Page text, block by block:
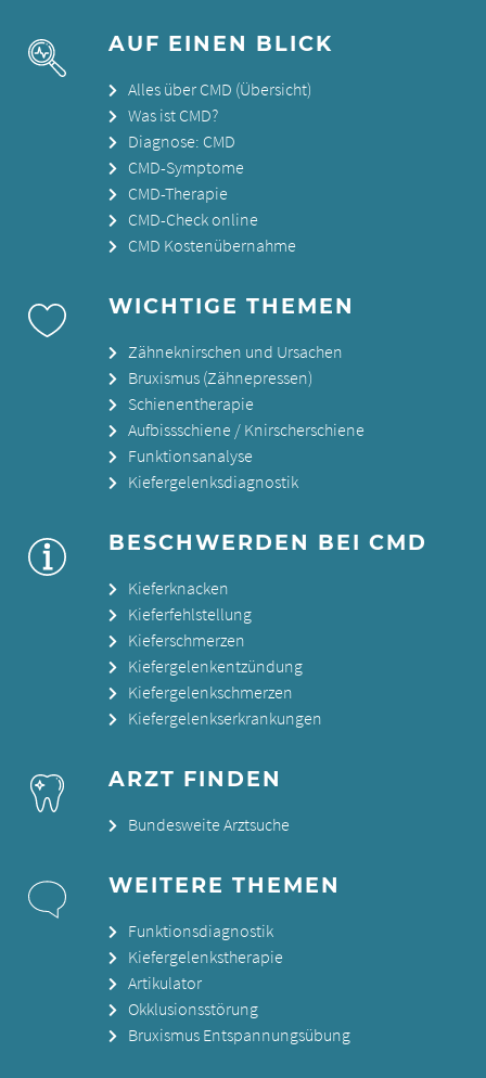
AUF EINEN BLICK
Alles über CMD (Übersicht)
Was ist CMD?
Diagnose: CMD
CMD-Symptome
CMD-Therapie
CMD-Check online
CMD Kostenübernahme
WICHTIGE THEMEN
Zähneknirschen und Ursachen
Bruxismus (Zähnepressen)
Schienentherapie
Aufbissschiene / Knirscherschiene
Funktionsanalyse
Kiefergelenksdiagnostik
BESCHWERDEN BEI CMD
Kieferknacken
Kieferfehlstellung
Kieferschmerzen
Kiefergelenkentzündung
Kiefergelenkschmerzen
Kiefergelenkserkrankungen
ARZT FINDEN
Bundesweite Arztsuche
WEITERE THEMEN
Funktionsdiagnostik
Kiefergelenkstherapie
Artikulator
Okklusionsstörung
Bruxismus Entspannungsübung